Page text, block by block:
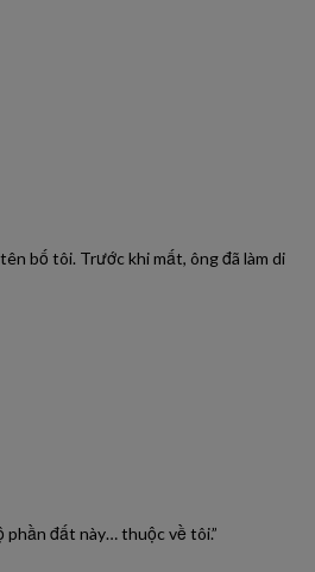
bố tôi. Trước khi mất, ông đã làm di
phần đất này… thuộc về tôi.”